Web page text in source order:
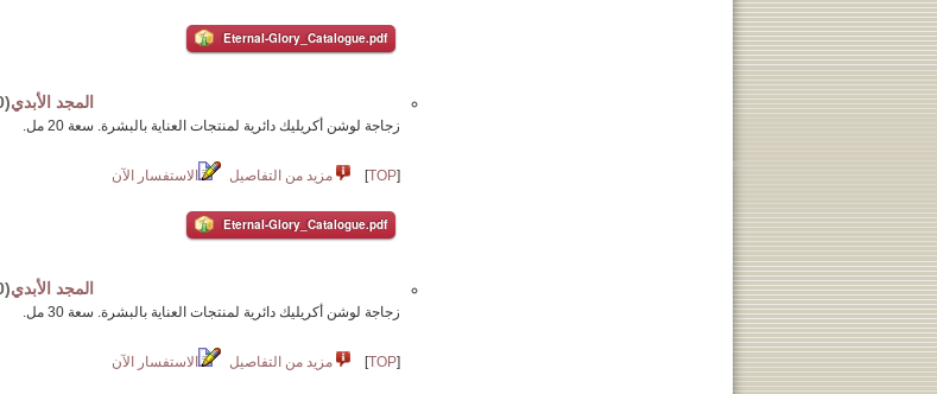
Eternal-Glory_Catalogue.pdf
المجد الأبدي(RB-20)
زجاجة لوشن أكريليك دائرية لمنتجات العناية بالبشرة. سعة 20 مل.
[
TOP
] مزيد من التفاصيل الاستفسار الآن
Eternal-Glory_Catalogue.pdf
المجد الأبدي(RB-30)
زجاجة لوشن أكريليك دائرية لمنتجات العناية بالبشرة. سعة 30 مل.
[
TOP
] مزيد من التفاصيل الاستفسار الآن